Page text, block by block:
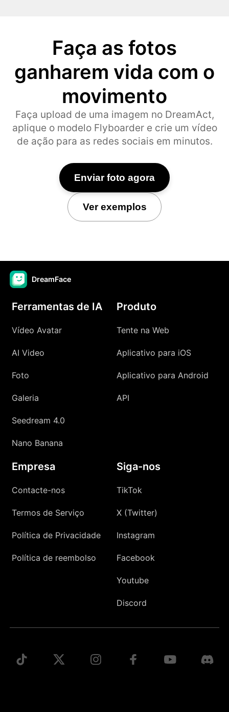
Faça as fotos
ganharem vida com o
movimento
Faça upload de uma imagem no DreamAct,
aplique o modelo Flyboarder e crie um vídeo
de ação para as redes sociais em minutos.
Enviar foto agora
Ver exemplos
DreamFace
Ferramentas de IA
Vídeo Avatar
AI Video
Foto
Galeria
Seedream 4.0
Nano Banana
Produto
Tente na Web
Aplicativo para iOS
Aplicativo para Android
API
Empresa
Contacte-nos
Termos de Serviço
Política de Privacidade
Política de reembolso
Siga-nos
TikTok
X (Twitter)
Instagram
Facebook
Youtube
Discord